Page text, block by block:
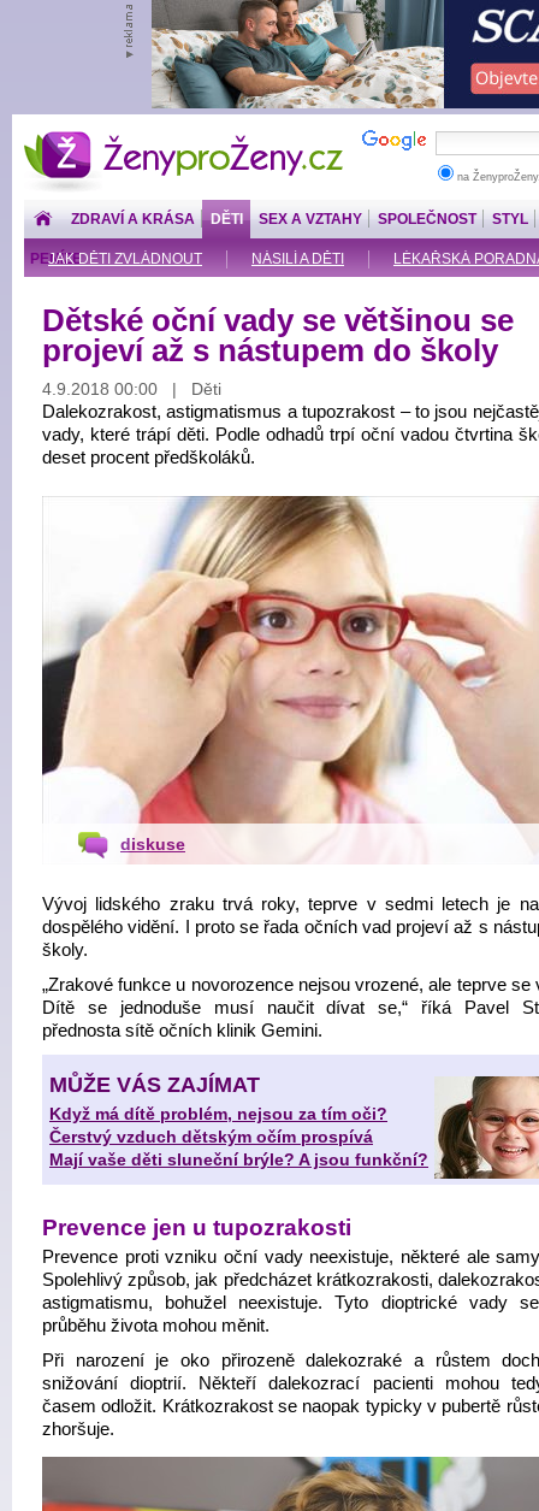
ŽenyproŽeny.cz
na
ZDRAVÍ A KRÁSA DĚTI
JAK DĚTI ZVLÁDNOUT NÁSILÍ A DĚTI LÉKAŘSKÁ
SEX A VZTAHY SPOLEČNOST STYL
PENÍZE
Dětské oční vady se většinou se
projeví až s nástupem do školy
4.9.2018 00:00 | Děti
Dalekozrakost, astigmatismus a tupozrakost – to jsou
vady, které trápí děti. Podle odhadů trpí oční vadou čtvrtina
deset procent předškoláků.
diskuse
Vývoj lidského zraku trvá roky, teprve v sedmi letech je
dospělého vidění. I proto se řada očních vad projeví až s
školy.
„Zrakové funkce u novorozence nejsou vrozené, ale teprve se
Dítě se jednoduše musí naučit dívat se,“ říká Pavel
přednosta sítě očních klinik Gemini.
MŮŽE VÁS ZAJÍMAT
Když má dítě problém, nejsou za tím oči?
Čerstvý vzduch dětským očím prospívá
Mají vaše děti sluneční brýle? A jsou funkční?
Prevence jen u tupozrakosti
Prevence proti vzniku oční vady neexistuje, některé ale
Spolehlivý způsob, jak předcházet krátkozrakosti,
astigmatismu, bohužel neexistuje. Tyto dioptrické vady
průběhu života mohou měnit.
Při narození je oko přirozeně dalekozraké a růstem
snižování dioptrií. Někteří dalekozrací pacienti mohou
časem odložit. Krátkozrakost se naopak typicky v pubertě
zhoršuje.